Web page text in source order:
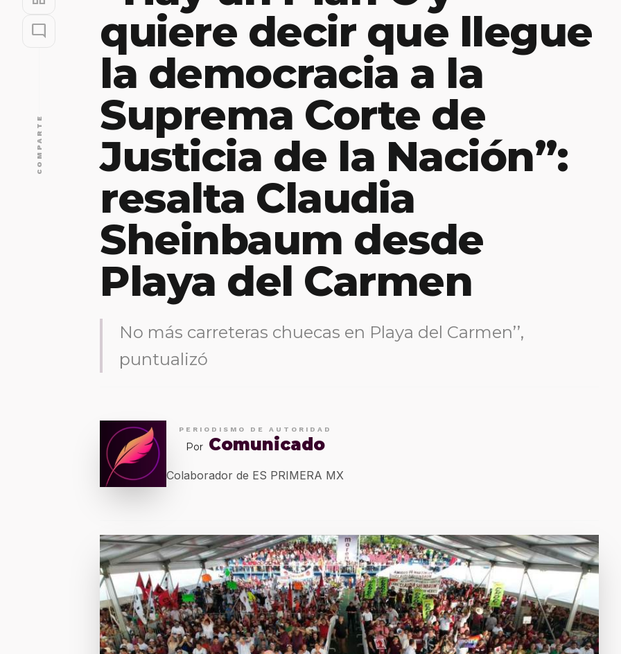
mode_comment
COMPARTE
quiere decir que llegue
la democracia a la
Suprema Corte de
Justicia de la Nación”:
resalta Claudia
Sheinbaum desde
Playa del Carmen
No más carreteras chuecas en Playa del Carmen’’,
puntualizó
PERIODISMO DE AUTORIDAD
Por Comunicado
Colaborador de ES PRIMERA MX